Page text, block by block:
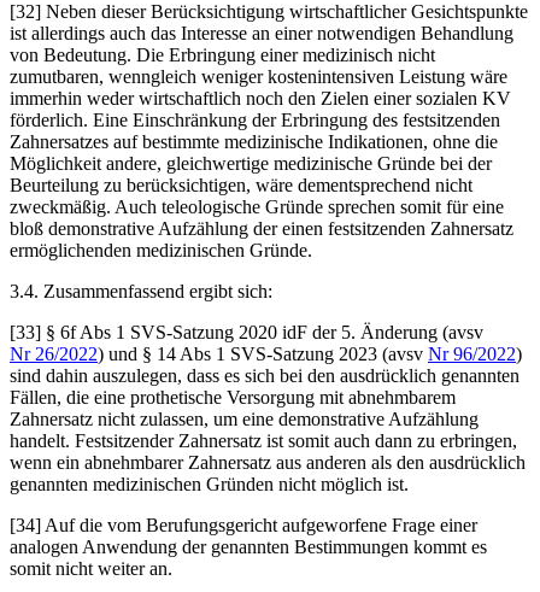
[32] Neben dieser Berücksichtigung wirtschaftlicher Gesichtspunkte
ist allerdings auch das Interesse an einer notwendigen Behandlung
von Bedeutung. Die Erbringung einer medizinisch nicht
zumutbaren, wenngleich weniger kostenintensiven Leistung wäre
immerhin weder wirtschaftlich noch den Zielen einer sozialen KV
förderlich. Eine Einschränkung der Erbringung des festsitzenden
Zahnersatzes auf bestimmte medizinische Indikationen, ohne die
Möglichkeit andere, gleichwertige medizinische Gründe bei der
Beurteilung zu berücksichtigen, wäre dementsprechend nicht
zweckmäßig. Auch teleologische Gründe sprechen somit für eine
bloß demonstrative Aufzählung der einen festsitzenden Zahnersatz
ermöglichenden medizinischen Gründe.
3.4. Zusammenfassend ergibt sich:
[33] § 6f Abs 1 SVS-Satzung 2020 idF der 5. Änderung (avsv
Nr 26/2022) und § 14 Abs 1 SVS-Satzung 2023 (avsv Nr 96/2022)
sind dahin auszulegen, dass es sich bei den ausdrücklich genannten
Fällen, die eine prothetische Versorgung mit abnehmbarem
Zahnersatz nicht zulassen, um eine demonstrative Aufzählung
handelt. Festsitzender Zahnersatz ist somit auch dann zu erbringen,
wenn ein abnehmbarer Zahnersatz aus anderen als den ausdrücklich
genannten medizinischen Gründen nicht möglich ist.
[34] Auf die vom Berufungsgericht aufgeworfene Frage einer
analogen Anwendung der genannten Bestimmungen kommt es
somit nicht weiter an.